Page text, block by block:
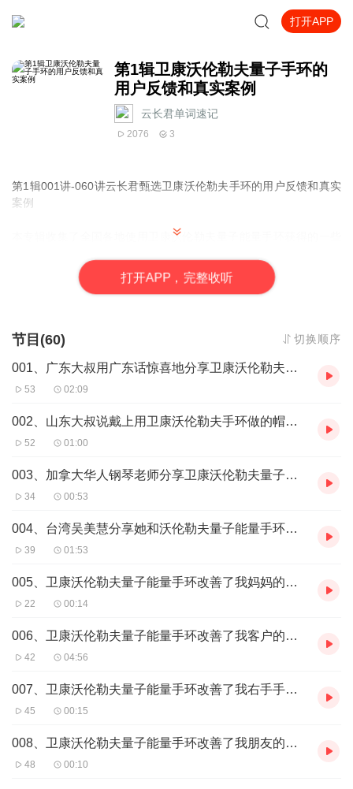
打开APP
第1辑卫康沃伦勒夫量子手环的
用户反馈和真实案例
云长君单词速记
2076 3
第1辑001讲-060讲云长君甄选卫康沃伦勒夫手环的用户反馈和真实
案例
本专辑收集了全国各地使用卫康沃伦勒夫量子能量手环获得的一些
时作为参考。每个个体的身体都是有差异的，所以这些案例仅供参
考，不作为一定会改善或者好转的依据。
纵向标量波技术、中医经络理念与顺势疗法以及生物电识别技术等
理主要基于高频共振与能量调节、细胞激活与自愈功能以及中草药
能量讯息的传递等方面。
卫康沃伦勒夫量子能量手环产品市场的持续火爆，是因为产品本身
会说话，科技含量高，领先全球五至十年。目前市场上已经出现真
定不要贪小便宜吃大亏，在网上购买假冒的、高仿的、便宜的、无
效的卫康沃伦勒夫量子能量手环仿制品，以免上当受骗，无处申
冤，后悔莫及。
温馨提示：卫康沃伦勒夫量子能量手环官方价899元/条，正品线上
只在卫康集团官方网站卫康环球销售，禁止任何经销商和代理商在
过实体渠道进行推广销售。任何低于官方价899元/条的产品都有假
冒伪劣、高仿造假、侵权违法的嫌疑，可能一文不值，没有任何科
害。
欢迎加入云长君甄选沃伦勒夫团队，投899元，年入63190元起，让
我们在一起，努力一阵子，收获一辈子。免费获取全套代理资料，
云长君甄选沃伦勒夫团队温馨提示：在卫康官网，买官方正品，获
真实改善，享优质服务，过幸福人生！为了达到最佳的使用效果，
打开APP，完整收听
节目(60) 切换顺序
001、广东大叔用广东话惊喜地分享卫康沃伦勒夫手环改善了他的脚痛
53 02:09
002、山东大叔说戴上用卫康沃伦勒夫手环做的帽子头发黑得快
52 01:00
003、加拿大华人钢琴老师分享卫康沃伦勒夫量子能量手环改善了她的喉咙痛
34 00:53
004、台湾吴美慧分享她和沃伦勒夫量子能量手环的故事
39 01:53
005、卫康沃伦勒夫量子能量手环改善了我妈妈的静脉曲张和长期抽筋
22 00:14
006、卫康沃伦勒夫量子能量手环改善了我客户的膝盖痛腰痛和背痛
42 04:56
007、卫康沃伦勒夫量子能量手环改善了我右手手指麻木的问题
45 00:15
008、卫康沃伦勒夫量子能量手环改善了我朋友的脚痛水肿
48 00:10